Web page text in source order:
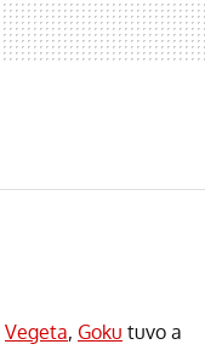
Vegeta, Goku tuvo a